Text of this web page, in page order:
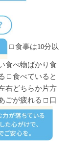
□ 食事は10分以
食べ物ばかり食
□ 食べていると
右どちらか片方
ごが疲れる □ 口